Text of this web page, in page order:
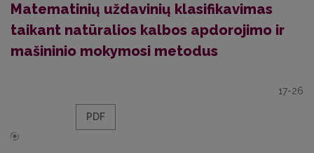
Matematinių uždavinių klasifikavimas
taikant natūralios kalbos apdorojimo ir
mašininio mokymosi metodus
17-26
PDF